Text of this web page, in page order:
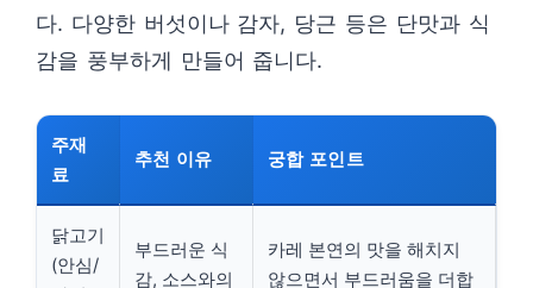
다. 다양한 버섯이나 감자, 당근 등은 단맛과 식
감을 풍부하게 만들어 줍니다.
주재
료
추천 이유 궁합 포인트
닭고기
(안심/
부드러운 식
감, 소스와의
카레 본연의 맛을 해치지
않으면서 부드러움을 더합